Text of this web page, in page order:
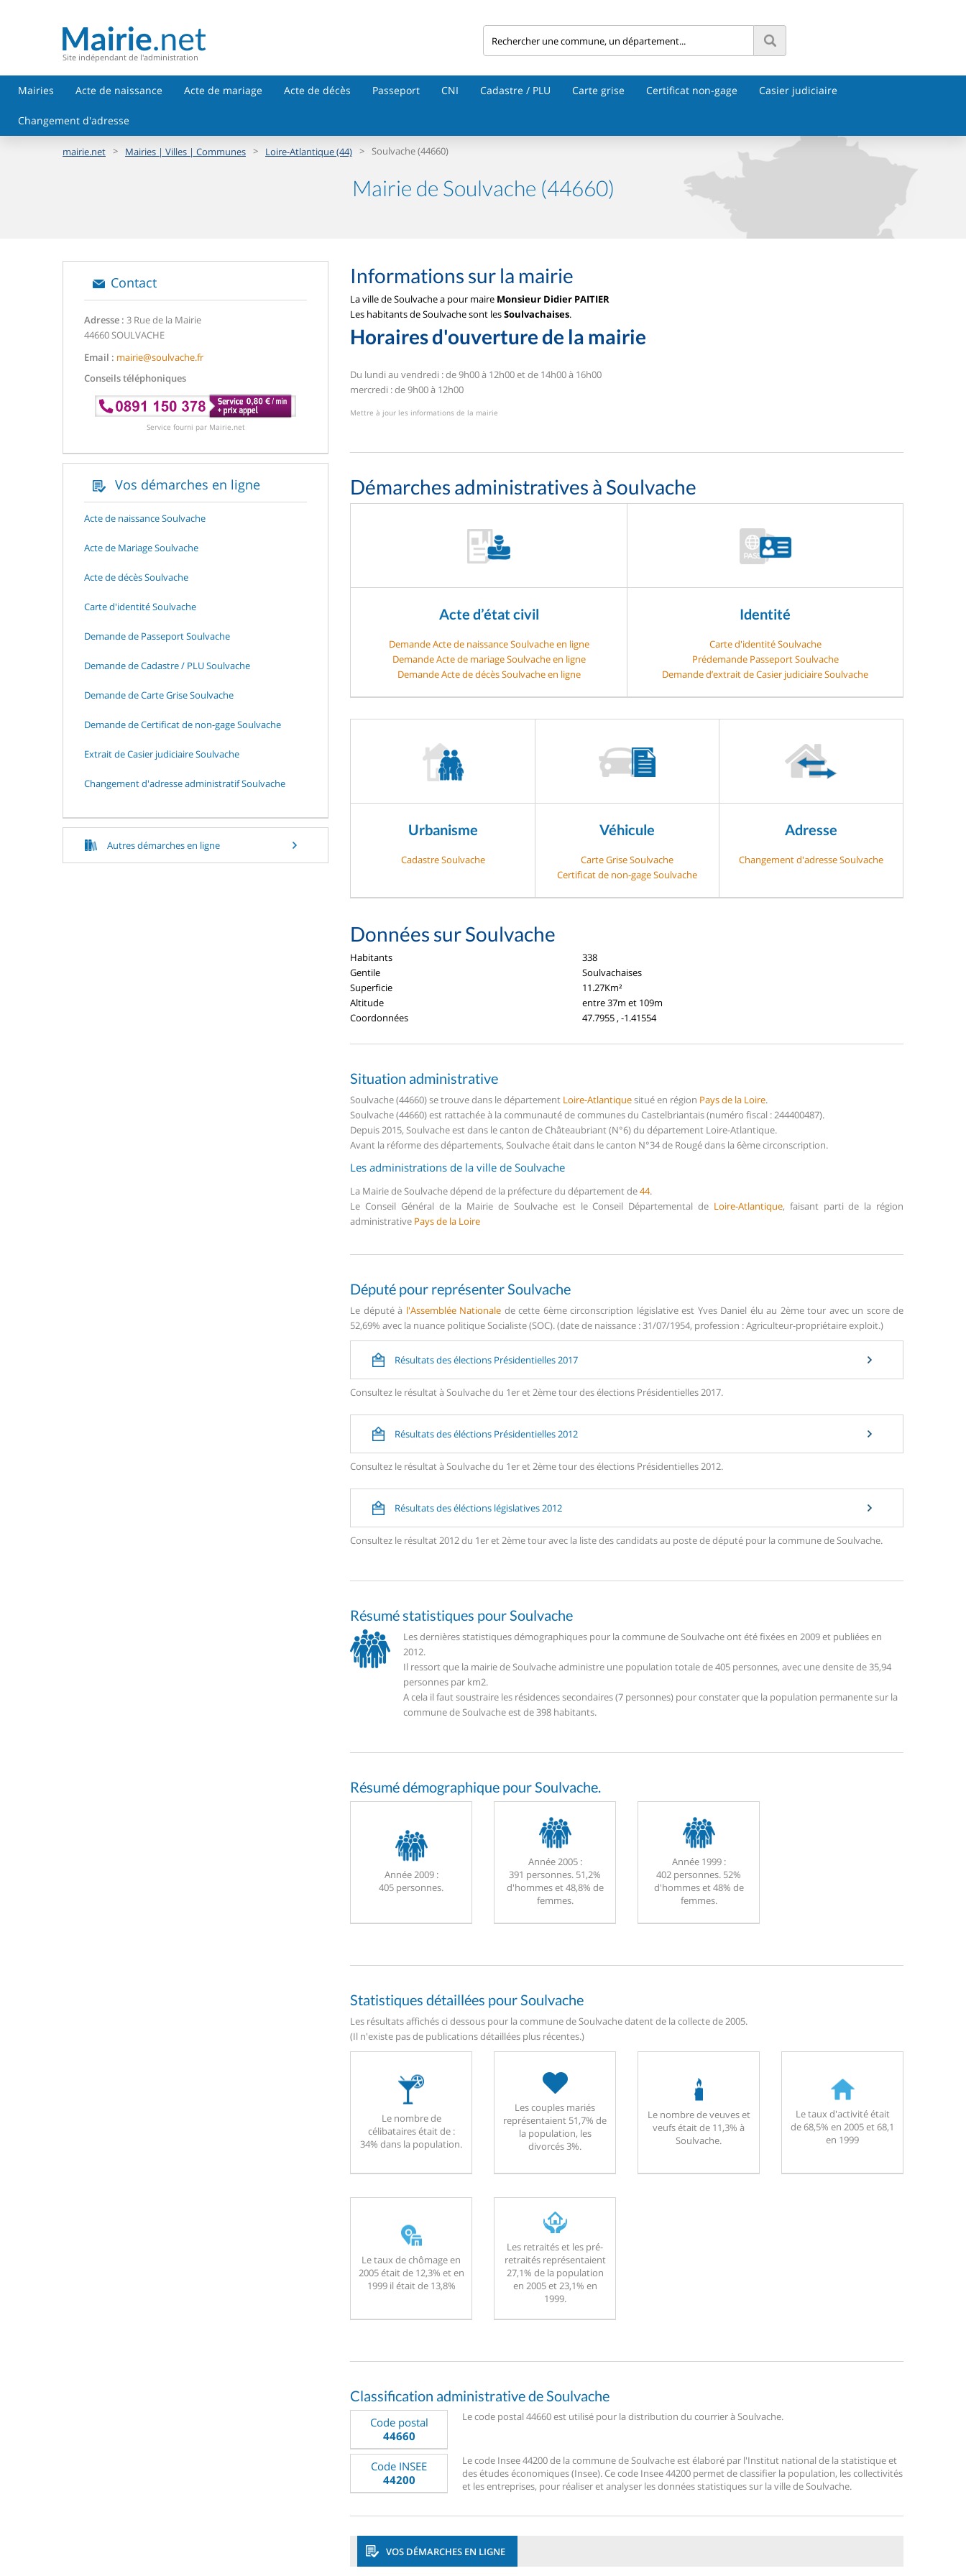
Site indépendant de l'administration
Mairies Acte de naissance Acte de mariage Acte de décès Passeport CNI Cadastre / PLU Carte grise Certificat non-gage Casier judiciaire
Changement d'adresse
mairie.net > Mairies | Villes | Communes > Loire-Atlantique (44) > Soulvache (44660)
Mairie de Soulvache (44660)
Contact
Adresse : 3 Rue de la Mairie
44660 SOULVACHE
Email : mairie@soulvache.fr
Conseils téléphoniques
Service fourni par Mairie.net
Vos démarches en ligne
Acte de naissance Soulvache
Acte de Mariage Soulvache
Acte de décès Soulvache
Carte d'identité Soulvache
Demande de Passeport Soulvache
Demande de Cadastre / PLU Soulvache
Demande de Carte Grise Soulvache
Demande de Certificat de non-gage Soulvache
Extrait de Casier judiciaire Soulvache
Changement d'adresse administratif Soulvache
Autres démarches en ligne
Informations sur la mairie
La ville de Soulvache a pour maire Monsieur Didier PAITIER
Les habitants de Soulvache sont lesSoulvachaises.
Horaires d'ouverture de la mairie
Du lundi au vendredi : de 9h00 à 12h00 et de 14h00 à 16h00
mercredi : de 9h00 à 12h00
Mettre à jour les informations de la mairie
Démarches administratives à Soulvache
Acte d’état civil
Demande Acte de naissance Soulvache en ligne
Demande Acte de mariage Soulvache en ligne
Demande Acte de décès Soulvache en ligne
Identité
Carte d'identité Soulvache
Prédemande Passeport Soulvache
Demande d’extrait de Casier judiciaire Soulvache
Urbanisme
Cadastre Soulvache
Véhicule
Carte Grise Soulvache
Certificat de non-gage Soulvache
Adresse
Changement d'adresse Soulvache
Données sur Soulvache
Habitants
338
Gentile
Soulvachaises
Superficie
11.27Km²
Altitude
entre 37m et 109m
Coordonnées
47.7955 , -1.41554
Situation administrative
Soulvache (44660) se trouve dans le département Loire-Atlantiquesitué en région Pays de la Loire.
Soulvache (44660) est rattachée à la communauté de communes du Castelbriantais (numéro fiscal : 244400487).
Depuis 2015, Soulvache est dans le canton de Châteaubriant (N°6) du département Loire-Atlantique.
Avant la réforme des départements, Soulvache était dans le canton N°34 de Rougé dans la 6ème circonscription.
Les administrations de la ville de Soulvache
La Mairie de Soulvache dépend de la préfecture du département de44.
Le Conseil Général de la Mairie de Soulvache est le Conseil Départemental de Loire-Atlantique, faisant parti de la région
administrative Pays de la Loire
Député pour représenter Soulvache
Le député à l'Assemblée Nationale de cette 6ème circonscription législative est Yves Daniel élu au 2ème tour avec un score de
52,69% avec la nuance politique Socialiste (SOC). (date de naissance : 31/07/1954, profession : Agriculteur-propriétaire exploit.)
Résultats des élections Présidentielles 2017
Consultez le résultat à Soulvache du 1er et 2ème tour des élections Présidentielles 2017.
Résultats des éléctions Présidentielles 2012
Consultez le résultat à Soulvache du 1er et 2ème tour des élections Présidentielles 2012.
Résultats des éléctions législatives 2012
Consultez le résultat 2012 du 1er et 2ème tour avec la liste des candidats au poste de député pour la commune de Soulvache.
Résumé statistiques pour Soulvache
Les dernières statistiques démographiques pour la commune de Soulvache ont été fixées en 2009 et publiées en
2012.
Il ressort que la mairie de Soulvache administre une population totale de 405 personnes, avec une densite de 35,94
personnes par km2.
A cela il faut soustraire les résidences secondaires (7 personnes) pour constater que la population permanente sur la
commune de Soulvache est de 398 habitants.
Résumé démographique pour Soulvache.
Année 2009 :
405 personnes.
Année 2005 :
391 personnes. 51,2%
d'hommes et 48,8% de
femmes.
Année 1999 :
402 personnes. 52%
d'hommes et 48% de
femmes.
Statistiques détaillées pour Soulvache
Les résultats affichés ci dessous pour la commune de Soulvache datent de la collecte de 2005.
(Il n'existe pas de publications détaillées plus récentes.)
Le nombre de
célibataires était de :
34% dans la population.
Les couples mariés
représentaient 51,7% de
la population, les
divorcés 3%.
Le nombre de veuves et
veufs était de 11,3% à
Soulvache.
Le taux d'activité était
de 68,5% en 2005 et 68,1
en 1999
Le taux de chômage en
2005 était de 12,3% et en
1999 il était de 13,8%
Les retraités et les pré-
retraités représentaient
27,1% de la population
en 2005 et 23,1% en
1999.
Classification administrative de Soulvache
Code postal
44660
Le code postal 44660 est utilisé pour la distribution du courrier à Soulvache.
Code INSEE
44200
Le code Insee 44200 de la commune de Soulvache est élaboré par l'Institut national de la statistique et
des études économiques (Insee). Ce code Insee 44200 permet de classifier la population, les collectivités
et les entreprises, pour réaliser et analyser les données statistiques sur la ville de Soulvache.
VOS DÉMARCHES EN LIGNE